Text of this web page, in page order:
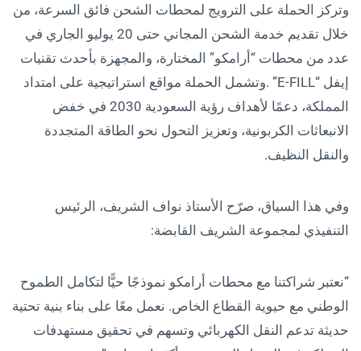
وتركز الحملة على الترويج لمحطات الشحن فائق السرعة، من
خلال تقديم خدمة الشحن المجاني حتى 20 يوليو الجاري في
عدد من محطات “أرامكو” المختارة، والمجهزة بأحدث تقنيات
إيفل “E-FILL” .وتشمل الحملة مواقع استراتيجية على امتداد
المملكة، دعمًا لأهداف رؤية السعودية 2030 في خفض
الانبعاثات الكربونية، وتعزيز التحول نحو الطاقة المتجددة
والنقل النظيف.
وفي هذا السياق، صرّح الأستاذ نواف الشريف، الرئيس
التنفيذي لمجموعة الشريف القابضة:
“نعتبر شراكتنا مع محطات أرامكو نموذجًا حيًّا لتكامل الطموح
الوطني مع حيوية القطاع الخاص. نعمل معًا على بناء بنية تحتية
حديثة تدعم النقل الكهربائي وتسهم في تحقيق مستهدفات